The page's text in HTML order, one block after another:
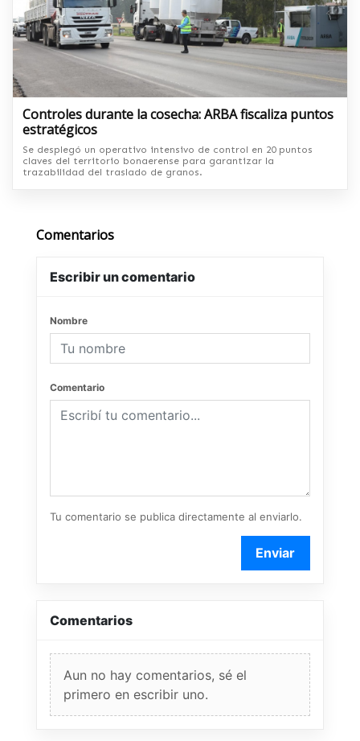
Controles durante la cosecha: ARBA fiscaliza puntos
estratégicos
Se desplegó un operativo intensivo de control en 20 puntos
claves del territorio bonaerense para garantizar la
trazabilidad del traslado de granos.
Comentarios
Escribir un comentario
Nombre
Comentario
Tu comentario se publica directamente al enviarlo.
Enviar
Comentarios
Aun no hay comentarios, sé el
primero en escribir uno.